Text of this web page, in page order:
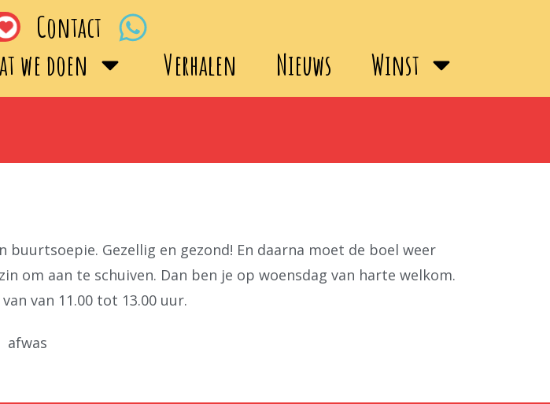
Contact
we doen Verhalen Nieuws Winst
buurtsoepie. Gezellig en gezond! En daarna moet de boel weer
om aan te schuiven. Dan ben je op woensdag van harte welkom.
van 11.00 tot 13.00 uur.